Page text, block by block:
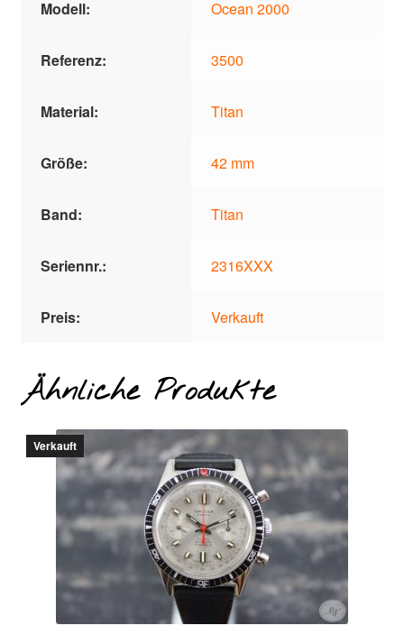
Modell: Ocean 2000
Referenz: 3500
Material: Titan
Größe: 42 mm
Band: Titan
Seriennr.: 2316XXX
Preis: Verkauft
Ähnliche Produkte
Verkauft